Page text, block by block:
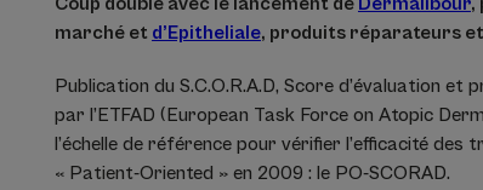
marché et d’Epitheliale, produits réparateurs
Publication du S.C.O.R.A.D, Score d’évaluation
par l’ETFAD (European Task Force on Atopic
l’échelle de référence pour vérifier l’efficacité
« Patient-Oriented » en 2009 : le PO-SCORAD.